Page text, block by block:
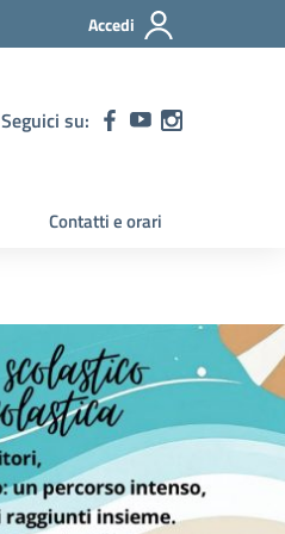
Accedi
Seguici su:
Contatti e orari